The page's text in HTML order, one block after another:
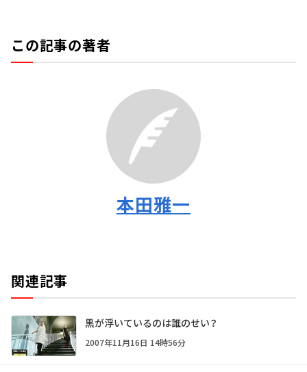
この記事の著者
本田雅一
関連記事
黒が浮いているのは誰のせい？
2007年11月16日 14時56分